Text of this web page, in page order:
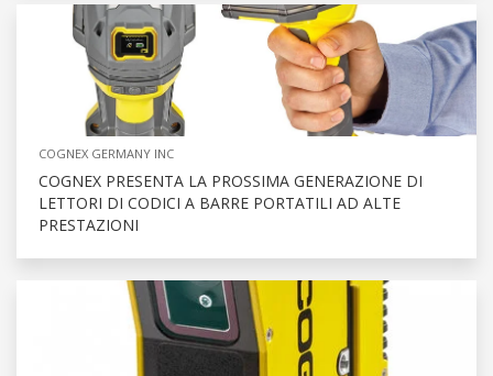
COGNEX GERMANY INC
COGNEX PRESENTA LA PROSSIMA GENERAZIONE DI
LETTORI DI CODICI A BARRE PORTATILI AD ALTE
PRESTAZIONI